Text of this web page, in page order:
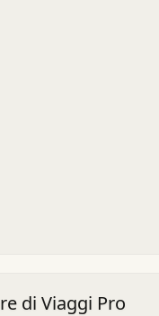
di Viaggi Pro